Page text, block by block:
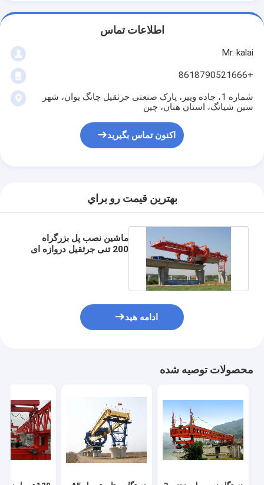
اطلاعات تماس
Mr. kalai
+8618790521666
شماره 1، جاده وییر، پارک صنعتی جرثقیل چانگ یوان، شهر
سین شیانگ، استان هنان، چین
اکنون تماس بگیرید
بهترين قيمت رو براي
ماشین نصب پل بزرگراه
200 تنی جرثقیل دروازه ای
ادامه هید
محصولات توصیه شده